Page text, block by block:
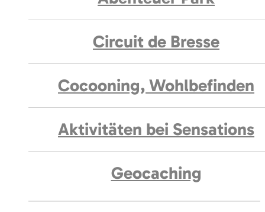
Circuit de Bresse
Cocooning, Wohlbefinden
Aktivitäten bei Sensations
Geocaching